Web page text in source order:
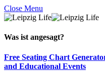
Close Menu
Was ist angesagt?
Free Seating Chart
and Educational Events